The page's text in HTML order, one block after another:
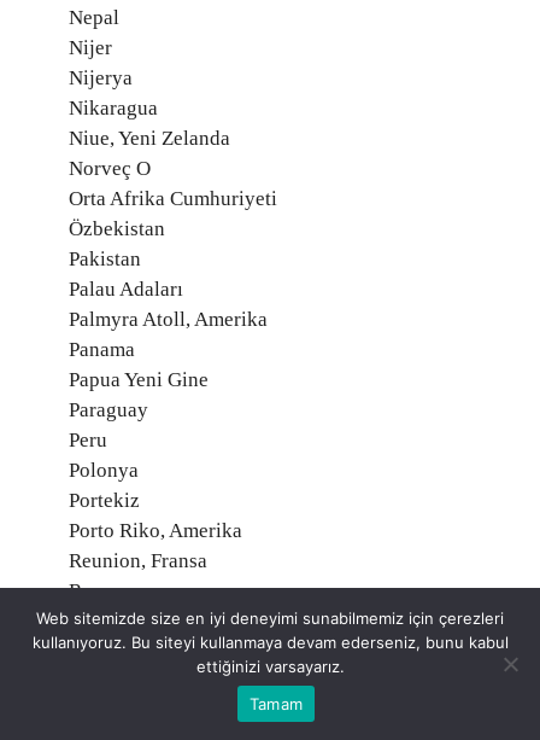
Nepal
Nijer
Nijerya
Nikaragua
Niue, Yeni Zelanda
Norveç O
Orta Afrika Cumhuriyeti
Özbekistan
Pakistan
Palau Adaları
Palmyra Atoll, Amerika
Panama
Papua Yeni Gine
Paraguay
Peru
Polonya
Portekiz
Porto Riko, Amerika
Reunion, Fransa
Romanya
Ruanda
Rusya Federasyonu
Saint Helena, İngiltere
Web sitemizde size en iyi deneyimi sunabilmemiz için çerezleri
kullanıyoruz. Bu siteyi kullanmaya devam ederseniz, bunu kabul
ettiğinizi varsayarız.
Tamam